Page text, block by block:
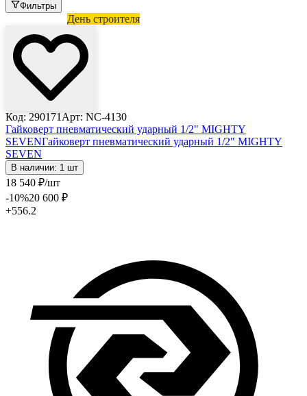
Фильтры
День строителя
Код: 290171 Арт: NC-4130
Гайковерт пневматический ударный 1/2" MIGHTY
SEVENГайковерт пневматический ударный 1/2" MIGHTY
SEVEN
В наличии: 1 шт
18 540 ₽/шт
-10%20 600 ₽
+556.2